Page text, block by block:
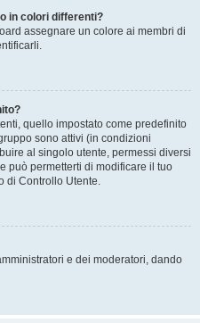
in colori differenti?
assegnare un colore ai membri di
quello impostato come predefinito
sono attivi (in condizioni
al singolo utente, permessi diversi
può permetterti di modificare il tuo
di Controllo Utente.
e dei moderatori, dando